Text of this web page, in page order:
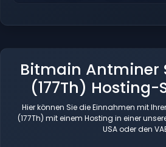
Bitmain Antminer
(177Th)
Hier können Sie die Einnahmen mit
(177Th) mit einem Hosting in einer
USA oder den